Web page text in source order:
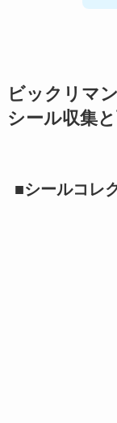
ビックリマ
シール収集
■シールコレ